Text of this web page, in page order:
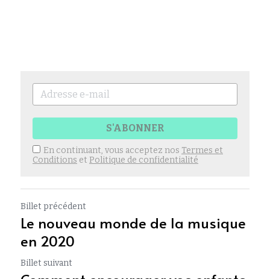
S'ABONNER
En continuant, vous acceptez nos Termes et
Conditions et Politique de confidentialité
Billet précédent
Le nouveau monde de la musique
en 2020
Billet suivant